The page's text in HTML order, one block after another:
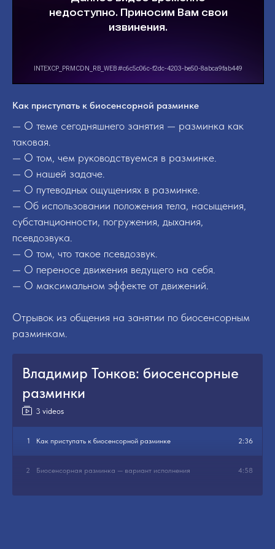
Владимир Тонков: биосенсорные
разминки
3 videos
1 Как приступать к биосенсорной разминке 2:36
2 Биосенсорная разминка — вариант исполнения 4:58
Как приступать к биосенсорной разминке
— О теме сегодняшнего занятия — разминка как
таковая.
— О том, чем руководствуемся в разминке.
— О нашей задаче.
— О путеводных ощущениях в разминке.
— Об использовании положения тела, насыщения,
субстанционности, погружения, дыхания,
псевдозвука.
— О том, что такое псевдозвук.
— О переносе движения ведущего на себя.
— О максимальном эффекте от движений.
Отрывок из общения на занятии по биосенсорным
разминкам.